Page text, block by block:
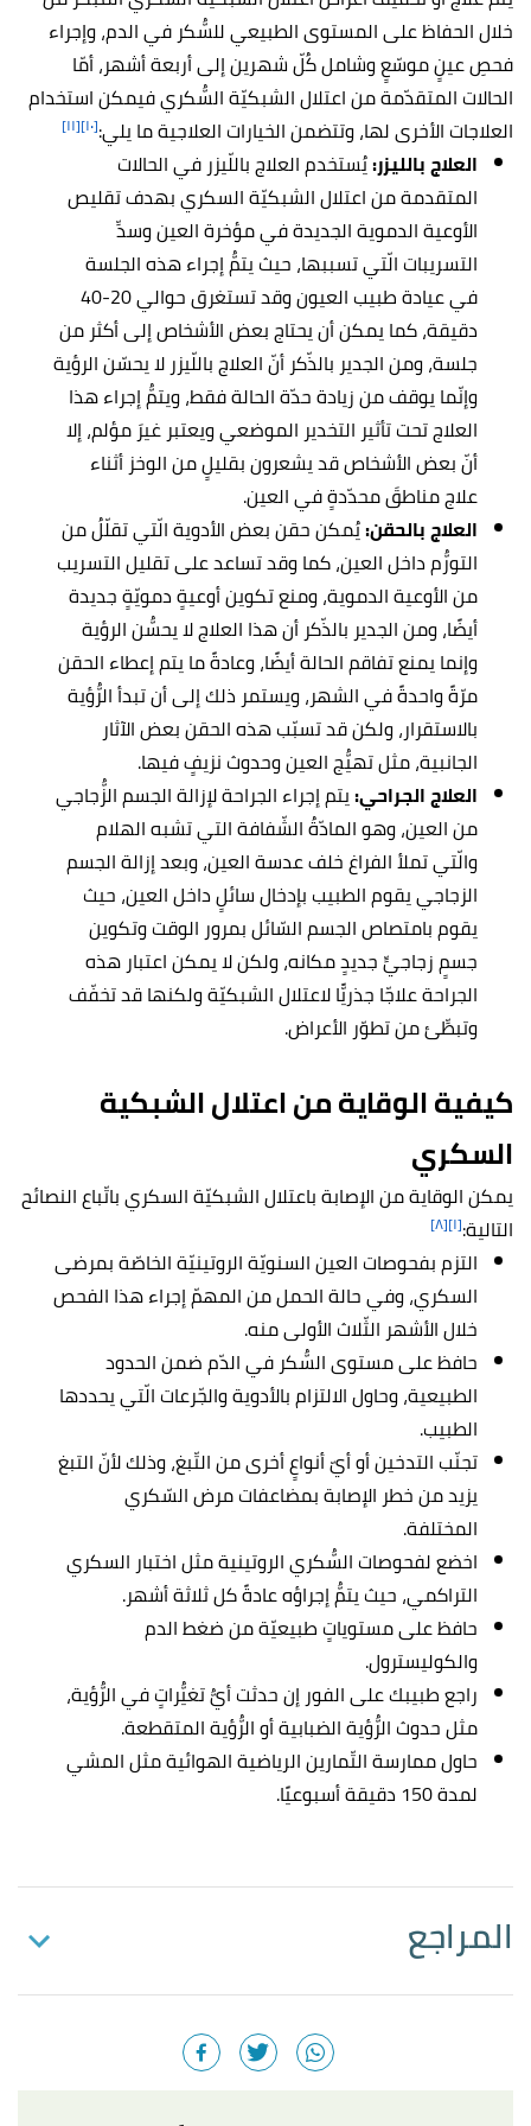
خلال الحفاظ على المستوى الطبيعي للسُّكر في الدم، وإجراء
فحصِ عينٍ موسّعٍ وشامل كُلّ شهرين إلى أربعة أشهر، أمّا
الحالات المتقدّمة من اعتلال الشبكيّة السُّكري فيمكن استخدام
العلاجات الأخرى لها، وتتضمن الخيارات العلاجية ما يلي:[١٠] [١١]
العلاج بالليزر:يُستخدم العلاج باللّيزر في الحالات
المتقدمة من اعتلال الشبكيّة السكري بهدف تقليص
الأوعية الدموية الجديدة في مؤخرة العين وسدِّ
التسريبات الّتي تسببها، حيث يتمُّ إجراء هذه الجلسة
في عيادة طبيب العيون وقد تستغرق حوالي 20-40
دقيقة، كما يمكن أن يحتاج بعض الأشخاص إلى أكثر من
جلسة، ومن الجدير بالذّكر أنّ العلاج باللّيزر لا يحسّن الرؤية
وإنّما يوقف من زيادة حدّة الحالة فقط، ويتمُّ إجراء هذا
العلاج تحت تأثير التخدير الموضعي ويعتبر غيرَ مؤلم، إلا
أنّ بعض الأشخاص قد يشعرون بقليلٍ من الوخز أثناء
علاج مناطقَ محدّدةٍ في العين.
العلاج بالحقن:يُمكن حقن بعض الأدوية الّتي تقلّلُ من
التورُّم داخل العين، كما وقد تساعد على تقليل التسريب
من الأوعية الدموية، ومنع تكوين أوعيةٍ دمويّةٍ جديدة
أيضًا، ومن الجدير بالذّكر أن هذا العلاج لا يحسُّن الرؤية
وإنما يمنع تفاقم الحالة أيضًا، وعادةً ما يتم إعطاء الحقن
مرّةً واحدةً في الشهر، ويستمر ذلك إلى أن تبدأ الرُّؤية
بالاستقرار، ولكن قد تسبّب هذه الحقن بعض الآثار
الجانبية، مثل تهيُّج العين وحدوث نزيفٍ فيها.
العلاج الجراحي:يتم إجراء الجراحة لإزالة الجسم الزُّجاجي
من العين، وهو المادّةُ الشّفافة التي تشبه الهلام
والّتي تملأ الفراغ خلف عدسة العين، وبعد إزالة الجسم
الزجاجي يقوم الطبيب بإدخال سائلٍ داخل العين، حيث
يقوم بامتصاص الجسم السّائل بمرور الوقت وتكوين
جسمٍ زجاجيٍّ جديدٍ مكانه، ولكن لا يمكن اعتبار هذه
الجراحة علاجّا جذريًّا لاعتلال الشبكيّة ولكنها قد تخفّف
وتبطِّئ من تطوّر الأعراض.
كيفية الوقاية من اعتلال الشبكية
السكري
يمكن الوقاية من الإصابة باعتلال الشبكيّة السكري باتّباع النصائح
التالية:[١] [٨]
التزم بفحوصات العين السنويّة الروتينيّة الخاصّة بمرضى
السكري، وفي حالة الحمل من المهمّ إجراء هذا الفحص
خلال الأشهر الثّلاث الأولى منه.
حافظ على مستوى السُّكر في الدّم ضمن الحدود
الطبيعية، وحاول الالتزام بالأدوية والجّرعات الّتي يحددها
الطبيب.
تجنّب التدخين أو أيّ أنواعٍ أخرى من التّبغ، وذلك لأنّ التبغ
يزيد من خطر الإصابة بمضاعفات مرض السّكري
المختلفة.
اخضع لفحوصات السُّكري الروتينية مثل اختبار السكري
التراكمي، حيث يتمُّ إجراؤه عادةً كل ثلاثة أشهر.
حافظ على مستوياتٍ طبيعيّة من ضغط الدم
والكوليسترول.
راجع طبيبك على الفور إن حدثت أيُّ تغيُّراتٍ في الرُّؤية،
مثل حدوث الرُّؤية الضبابية أو الرُّؤية المتقطعة.
حاول ممارسة التّمارين الرياضية الهوائية مثل المشي
لمدة 150 دقيقة أسبوعيًا.
المراجع
Retrieved 13/10/2021. Edited.